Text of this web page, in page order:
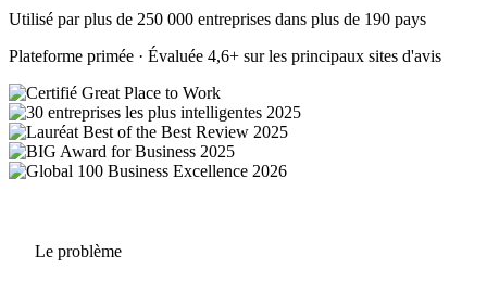
Utilisé par plus de 250 000 entreprises dans plus de 190 pays
Plateforme primée · Évaluée 4,6+ sur les principaux sites d'avis
Le problème